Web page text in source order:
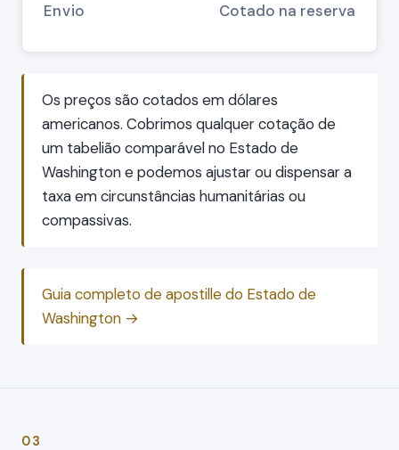
Envio Cotado na reserva
Os preços são cotados em dólares
americanos. Cobrimos qualquer cotação de
um tabelião comparável no Estado de
Washington e podemos ajustar ou dispensar a
taxa em circunstâncias humanitárias ou
compassivas.
Guia completo de apostille do Estado de
Washington →
03